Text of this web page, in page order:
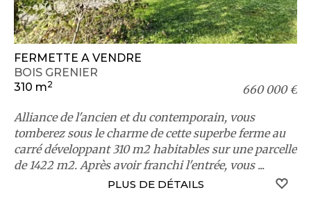
FERMETTE A VENDRE
BOIS GRENIER
310 m2
660 000 €
Alliance de l'ancien et du contemporain, vous
tomberez sous le charme de cette superbe ferme au
carré développant 310 m2 habitables sur une parcelle
de 1422 m2. Après avoir franchi l'entrée, vous ...
PLUS DE DÉTAILS